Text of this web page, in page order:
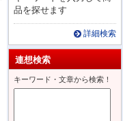
品を探せます
詳細検索
連想検索
キーワード・文章から検索！